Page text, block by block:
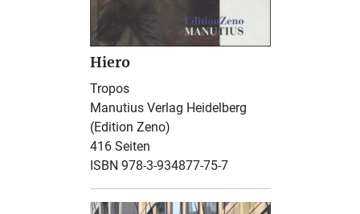
Hiero
Tropos
Manutius Verlag Heidelberg
(Edition Zeno)
416 Seiten
ISBN 978-3-934877-75-7